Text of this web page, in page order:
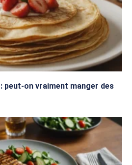
peut-on vraiment manger des